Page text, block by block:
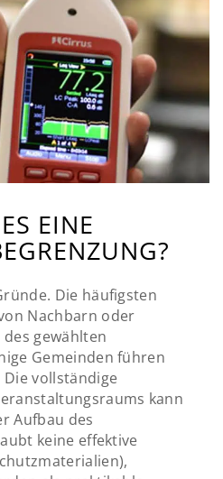
EINE
Die häufigsten
Nachbarn oder
gewählten
Gemeinden führen
vollständige
kann
Aufbau des
keine effektive